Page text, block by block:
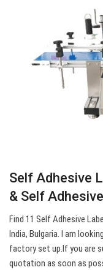
Self Adhesive
& Self
Find 11 Self Adhesive
India, Bulgaria. I am
factory set up.If you are
quotation as soon as